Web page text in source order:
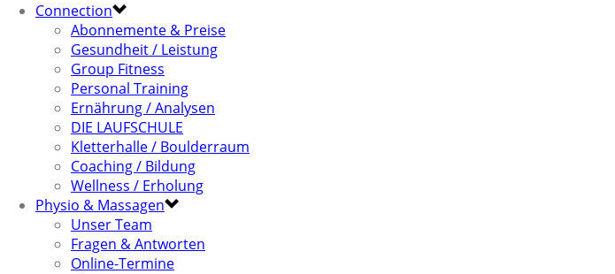
Connection
Abonnemente & Preise
Gesundheit / Leistung
Group Fitness
Personal Training
Ernährung / Analysen
DIE LAUFSCHULE
Kletterhalle / Boulderraum
Coaching / Bildung
Wellness / Erholung
Physio & Massagen
Unser Team
Fragen & Antworten
Online-Termine